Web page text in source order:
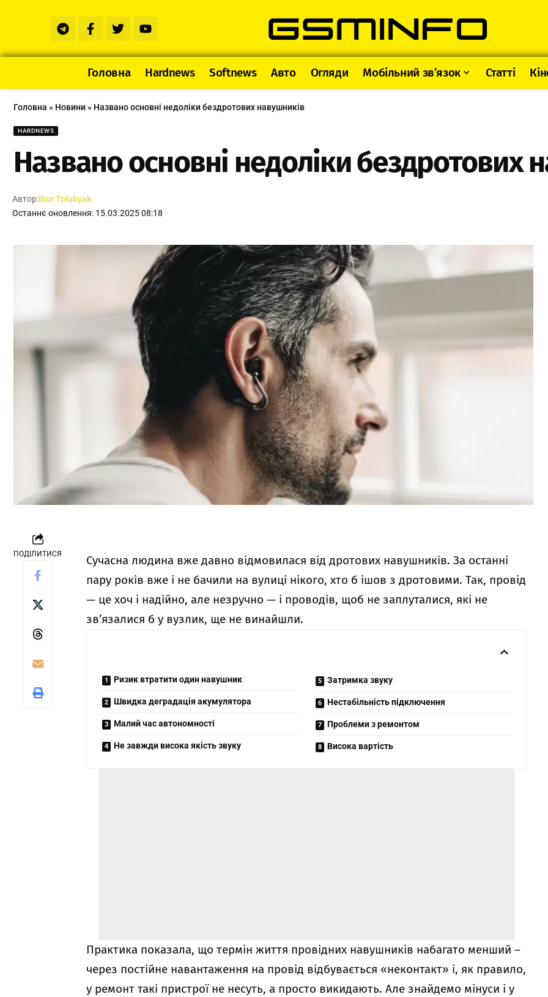
Головна Hardnews Softnews Авто Огляди Мобільний зв’язок Статті
Головна » Новини» Названо основні недоліки бездротових навушників
HARDNEWS
Названо основні недоліки бездротових
Останнє оновлення: 15.03.2025 08:18
Автор:Ihor Tolubyak
ПОДІЛИТИСЯ
Сучасна людина вже давно відмовилася від дротових навушників. За останні
пару років вже і не бачили на вулиці нікого, хто б ішов з дротовими. Так, провід
— це хоч і надійно, але незручно — і проводів, щоб не заплуталися, які не
зв’язалися б у вузлик, ще не винайшли.
Ризик втратити один навушник
Швидка деградація акумулятора
Малий час автономності
Не завжди висока якість звуку
Затримка звуку
Нестабільність підключення
Проблеми з ремонтом
Висока вартість
Практика показала, що термін життя провідних навушників набагато менший –
через постійне навантаження на провід відбувається «неконтакт» і, як правило,
у ремонт такі пристрої не несуть, а просто викидають. Але знайдемо мінуси і у